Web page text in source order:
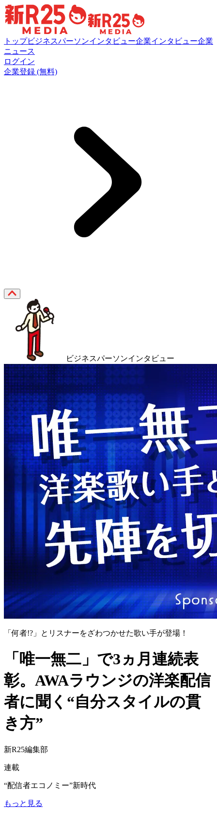
トップビジネスパーソンインタビュー企業インタビュー企業
ニュース
ログイン
企業登録 (無料)
ビジネスパーソンインタビュー
「何者!?」とリスナーをざわつかせた歌い手が登場！
「唯一無二」で3ヵ月連続表
彰。AWAラウンジの洋楽配信
者に聞く“自分スタイルの貫
き方”
新R25編集部
連載
“配信者エコノミー”新時代
もっと見る